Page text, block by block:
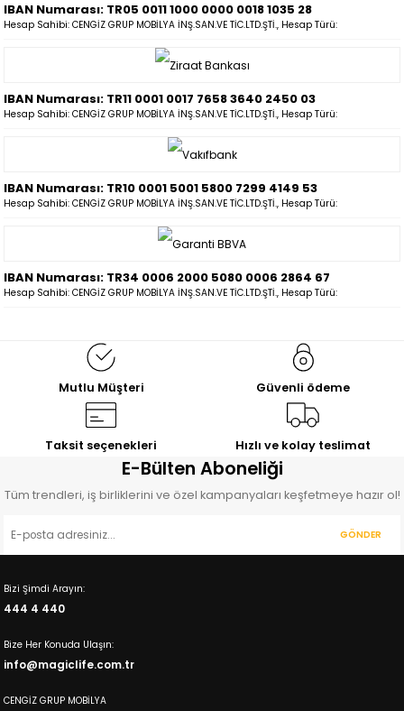
IBAN Numarası: TR05 0011 1000 0000 0018 1035 28
Hesap Sahibi: CENGİZ GRUP MOBİLYA İNŞ.SAN.VE TİC.LTD.ŞTİ., Hesap Türü:
IBAN Numarası: TR11 0001 0017 7658 3640 2450 03
Hesap Sahibi: CENGİZ GRUP MOBİLYA İNŞ.SAN.VE TİC.LTD.ŞTİ., Hesap Türü:
IBAN Numarası: TR10 0001 5001 5800 7299 4149 53
Hesap Sahibi: CENGİZ GRUP MOBİLYA İNŞ.SAN.VE TİC.LTD.ŞTİ., Hesap Türü:
IBAN Numarası: TR34 0006 2000 5080 0006 2864 67
Hesap Sahibi: CENGİZ GRUP MOBİLYA İNŞ.SAN.VE TİC.LTD.ŞTİ., Hesap Türü:
Mutlu Müşteri Güvenli ödeme
Taksit seçenekleri Hızlı ve kolay teslimat
E-Bülten Aboneliği
Tüm trendleri, iş birliklerini ve özel kampanyaları keşfetmeye hazır ol!
GÖNDER
Bizi Şimdi Arayın:
444 4 440
Bize Her Konuda Ulaşın:
info@magiclife.com.tr
CENGİZ GRUP MOBİLYA